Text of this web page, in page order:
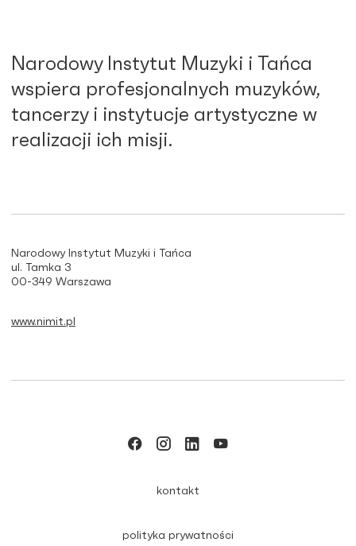
Narodowy Instytut Muzyki i Tańca
wspiera profesjonalnych muzyków,
tancerzy i instytucje artystyczne w
realizacji ich misji.
Narodowy Instytut Muzyki i Tańca
ul. Tamka 3
00-349 Warszawa
www.nimit.pl
kontakt
polityka prywatności